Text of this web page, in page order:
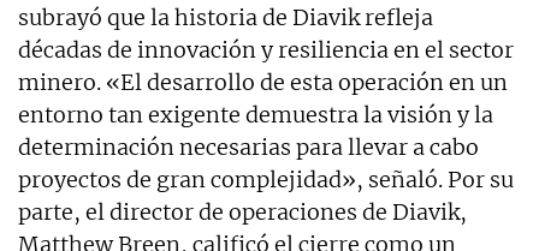
subrayó que la historia de Diavik refleja
décadas de innovación y resiliencia en el sector
minero. «El desarrollo de esta operación en un
entorno tan exigente demuestra la visión y la
determinación necesarias para llevar a cabo
proyectos de gran complejidad», señaló. Por su
parte, el director de operaciones de Diavik,
Matthew Breen, calificó el cierre como un